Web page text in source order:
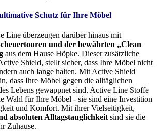
Schutz für Ihre Möbel
Line überzeugen darüber hinaus mit
und der bewährten „Clean
aus dem Hause Höpke. Dieser zusätzliche
Shield, stellt sicher, dass Ihre Möbel nicht
auch lange halten. Mit Active Shield
dass Ihre Möbel gegen die alltäglichen
Lebens gewappnet sind. Active Line Stoffe
Wahl für Ihre Möbel - sie sind eine Investition
und Komfort. Mit ihrer Vielseitigkeit,
absoluten Alltagstauglichkeit sind sie die
Zuhause.